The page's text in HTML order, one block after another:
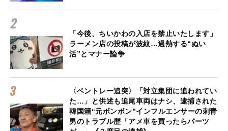
「今後、ちいかわの入店を禁止いたします」
ラーメン店の投稿が波紋…過熱する“ぬい
活”とマナー論争
〈ベントレー追突〉「対立集団に追われてい
た…」と供述も追尾車両はナシ、逮捕された
韓国籍“元ボンボン”インフルエンサーの刺青
男のトラブル歴「アメ車を買ったらパーツ